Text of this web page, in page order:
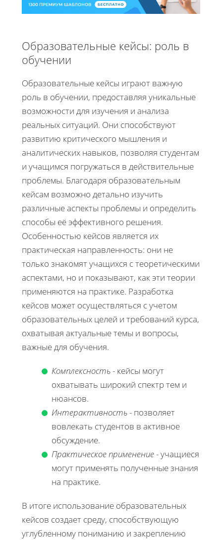
Образовательные кейсы: роль в
обучении
Образовательные кейсы играют важную
роль в обучении, предоставляя уникальные
возможности для изучения и анализа
реальных ситуаций. Они способствуют
развитию критического мышления и
аналитических навыков, позволяя студентам
и учащимся погружаться в действительные
проблемы. Благодаря образовательным
кейсам возможно детально изучить
различные аспекты проблемы и определить
способы её эффективного решения.
Особенностью кейсов является их
практическая направленность: они не
только знакомят учащихся с теоретическими
аспектами, но и показывают, как эти теории
применяются на практике. Разработка
кейсов может осуществляться с учетом
образовательных целей и требований курса,
охватывая актуальные темы и вопросы,
важные для обучения.
Комплексность- кейсы могут
охватывать широкий спектр тем и
нюансов.
Интерактивность- позволяет
вовлекать студентов в активное
обсуждение.
Практическое применение- учащиеся
могут применять полученные знания
на практике.
В итоге использование образовательных
кейсов создает среду, способствующую
углубленному пониманию и закреплению